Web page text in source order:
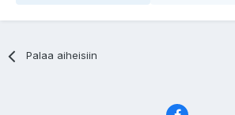
Palaa aiheisiin